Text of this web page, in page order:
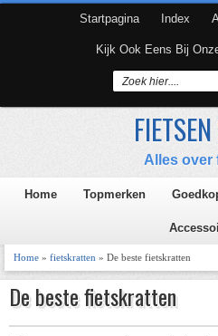
Startpagina Index
Kijk Ook Eens Bij
Alles over
Home Topmerken
Home » fietskratten » De beste fietskratten
De beste fietskratten